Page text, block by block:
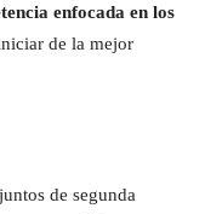
enfocada en los
de la mejor
de segunda